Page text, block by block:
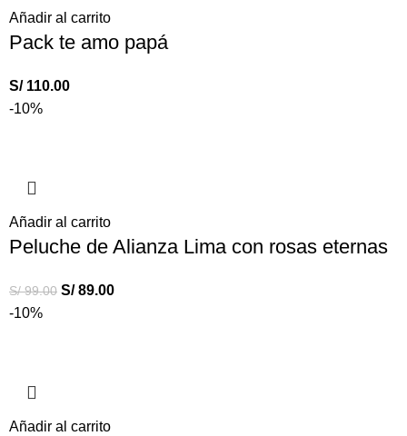
Añadir al carrito
Pack te amo papá
S/110.00
-10%
Añadir al carrito
Peluche de Alianza Lima con rosas eternas
S/99.00 S/89.00
-10%
Añadir al carrito